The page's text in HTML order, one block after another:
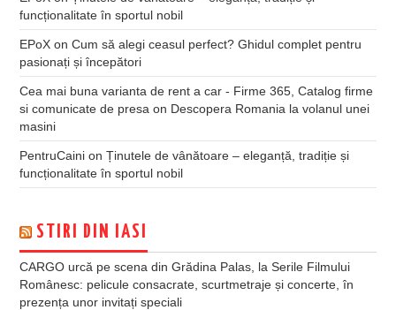
funcționalitate în sportul nobil
EPoX onCum să alegi ceasul perfect? Ghidul complet pentru
pasionați și începători
Cea mai buna varianta de rent a car - Firme 365, Catalog firme
si comunicate de presa on Descopera Romania la volanul unei
masini
PentruCaini onȚinutele de vânătoare – eleganță, tradiție și
funcționalitate în sportul nobil
STIRI DIN IASI
CARGO urcă pe scena din Grădina Palas, la Serile Filmului
Românesc: pelicule consacrate, scurtmetraje și concerte, în
prezența unor invitați speciali